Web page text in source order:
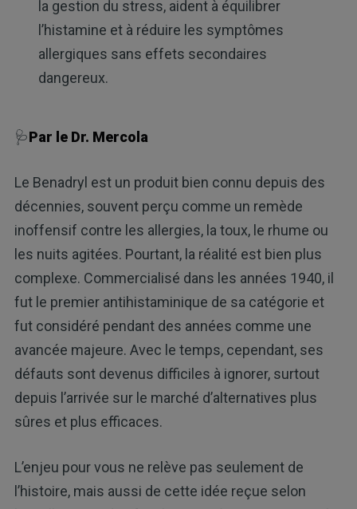
la gestion du stress, aident à équilibrer
l’histamine et à réduire les symptômes
allergiques sans effets secondaires
dangereux.
🩺Par le Dr. Mercola
Le Benadryl est un produit bien connu depuis des
décennies, souvent perçu comme un remède
inoffensif contre les allergies, la toux, le rhume ou
les nuits agitées. Pourtant, la réalité est bien plus
complexe. Commercialisé dans les années 1940, il
fut le premier antihistaminique de sa catégorie et
fut considéré pendant des années comme une
avancée majeure. Avec le temps, cependant, ses
défauts sont devenus difficiles à ignorer, surtout
depuis l’arrivée sur le marché d’alternatives plus
sûres et plus efficaces.
L’enjeu pour vous ne relève pas seulement de
l’histoire, mais aussi de cette idée reçue selon